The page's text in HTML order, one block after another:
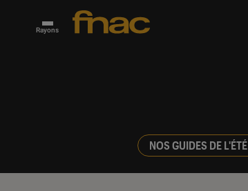
Rayons
NOS GUIDES DE L'ÉTÉ